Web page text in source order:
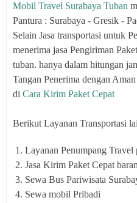
Mobil Travel Surabaya Tuban
Pantura : Surabaya - Gresik -
Selain Jasa transportasi untuk
menerima jasa Pengiriman
tuban. hanya dalam hitungan
Tangan Penerima dengan
di Cara Kirim Paket Cepat
Berikut Layanan Transportasi
Layanan Penumpang Travel
Jasa Kirim Paket Cepat
Sewa Bus Pariwisata
Sewa mobil Pribadi